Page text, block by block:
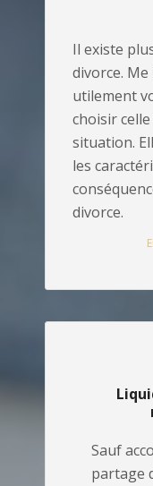
Il existe
divorce. Me
utilement
choisir
situation.
les
divorce.
Sauf
partage